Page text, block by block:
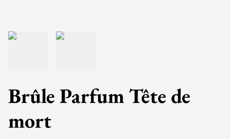
Brûle Parfum Tête de
mort